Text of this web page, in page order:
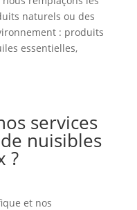
naturels ou des
: produits
essentielles,
services
nuisibles
?
et nos